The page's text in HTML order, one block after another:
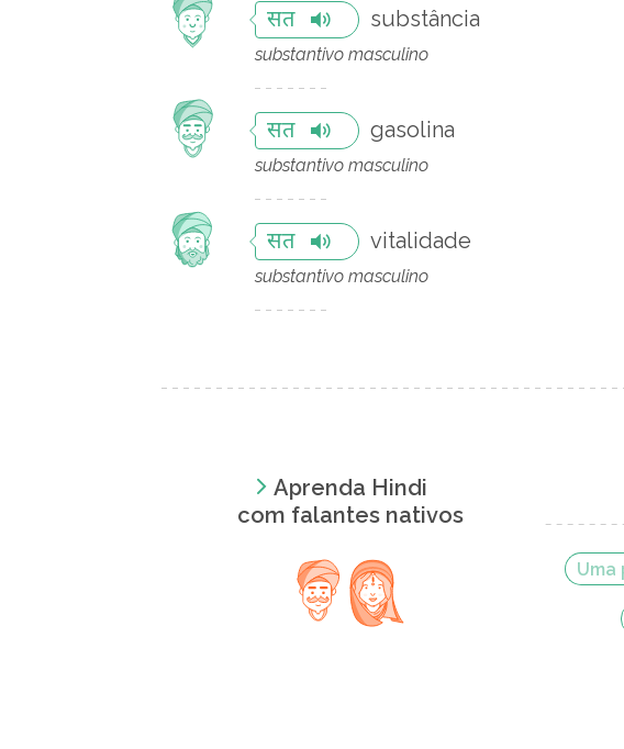
सत substância
substantivo masculino
सत gasolina
substantivo masculino
सत vitalidade
substantivo masculino
Aprenda Hindi
com falantes nativos